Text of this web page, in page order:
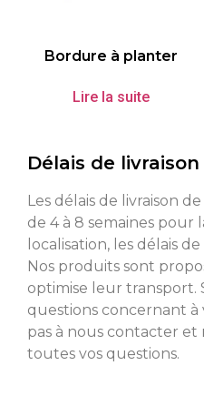
Bordure à planter
Lire la suite
Délais de livraison
Les délais de livraison
de 4 à 8 semaines pour
localisation, les délais
Nos produits sont
optimise leur transport.
questions concernant à
pas à nous contacter et
toutes vos questions.